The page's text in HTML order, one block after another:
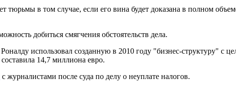
тюрьмы в том случае, если его вина будет доказана в полном
добиться смягчения обстоятельств дела.
использовал созданную в 2010 году "бизнес-структуру" с
14,7 миллиона евро.
с журналистами после суда по делу о неуплате налогов.